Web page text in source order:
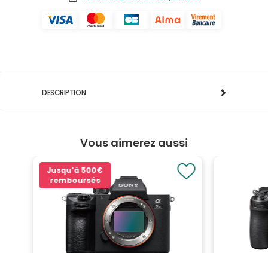
DESCRIPTION
Vous aimerez aussi
Jusqu'à 500€
remboursés